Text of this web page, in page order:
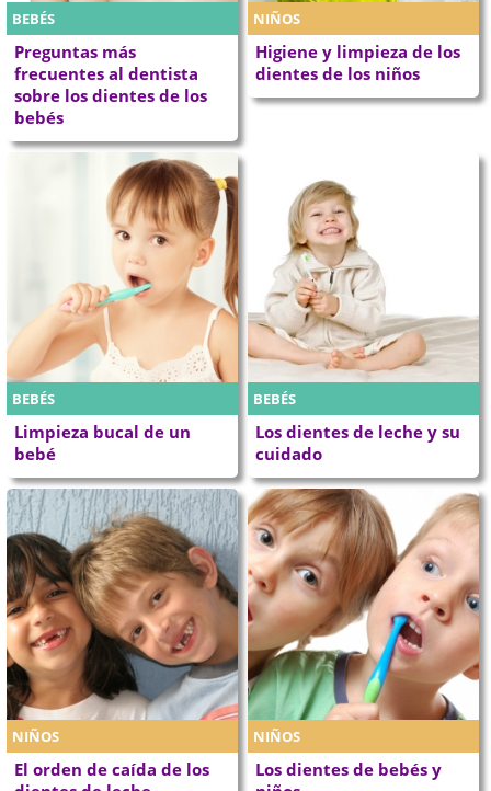
BEBÉS
Preguntas más
frecuentes al dentista
sobre los dientes de los
bebés
NIÑOS
Higiene y limpieza de los
dientes de los niños
BEBÉS
Limpieza bucal de un
bebé
BEBÉS
Los dientes de leche y su
cuidado
NIÑOS
El orden de caída de los
NIÑOS
Los dientes de bebés y